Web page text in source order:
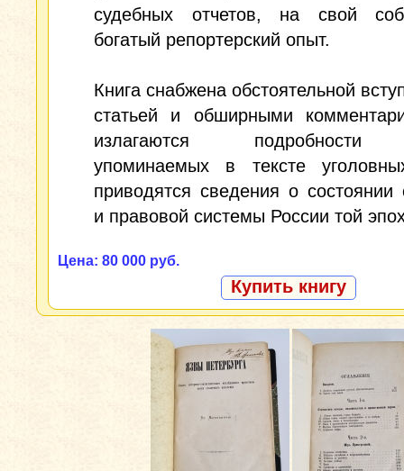
судебных отчетов, на свой
богатый репортерский опыт.
Книга снабжена обстоятельной
статьей и обширными
излагаются подробности
упоминаемых в тексте
приводятся сведения о состоянии
и правовой системы России той
Цена: 80 000 руб.
Купить книгу